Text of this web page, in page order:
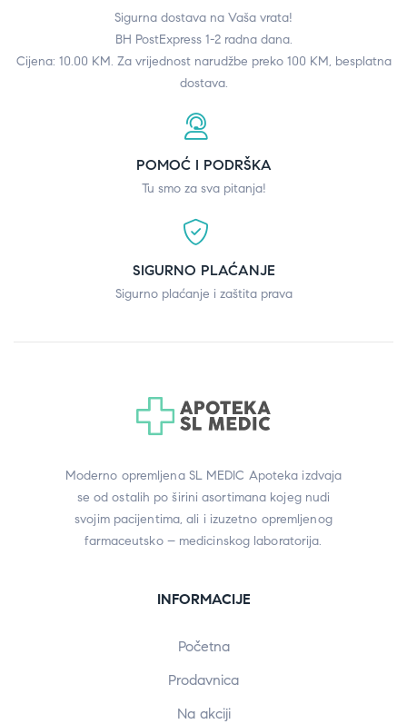
Sigurna dostava na Vaša vrata!
BH PostExpress 1-2 radna dana.
Cijena: 10.00 KM. Za vrijednost narudžbe preko 100 KM, besplatna
dostava.
POMOĆ I PODRŠKA
Tu smo za sva pitanja!
SIGURNO PLAĆANJE
Sigurno plaćanje i zaštita prava
Moderno opremljena SL MEDIC Apoteka izdvaja
se od ostalih po širini asortimana kojeg nudi
svojim pacijentima, ali i izuzetno opremljenog
farmaceutsko – medicinskog laboratorija.
INFORMACIJE
Početna
Prodavnica
Na akciji